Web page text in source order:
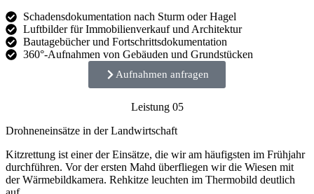
Schadensdokumentation nach Sturm oder Hagel
Luftbilder für Immobilienverkauf und Architektur
Bautagebücher und Fortschrittsdokumentation
360°-Aufnahmen von Gebäuden und Grundstücken
Aufnahmen anfragen
Leistung 05
Drohneneinsätze in der Landwirtschaft
Kitzrettung ist einer der Einsätze, die wir am häufigsten im Frühjahr
durchführen. Vor der ersten Mahd überfliegen wir die Wiesen mit
der Wärmebildkamera. Rehkitze leuchten im Thermobild deutlich